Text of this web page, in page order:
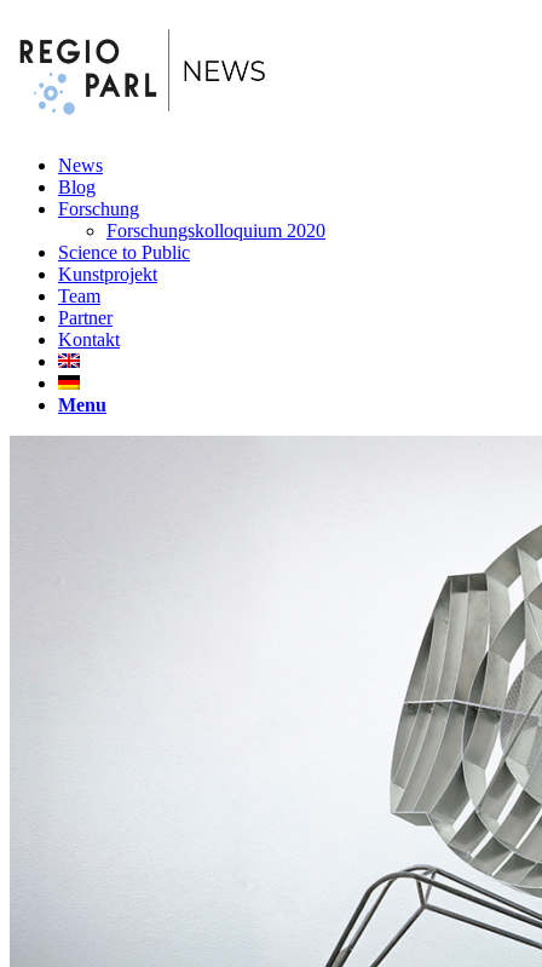
News
Blog
Forschung
Forschungskolloquium 2020
Science to Public
Kunstprojekt
Team
Partner
Kontakt
Menu